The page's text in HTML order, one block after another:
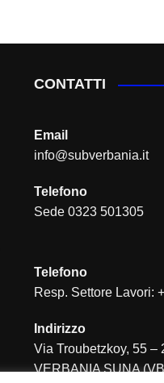
CONTATTI
Email
info@subverbania.it
Telefono
Sede 0323 501305
Telefono
Resp. Settore Lavori:
Indirizzo
Via Troubetzkoy, 55 –
VERBANIA SUNA